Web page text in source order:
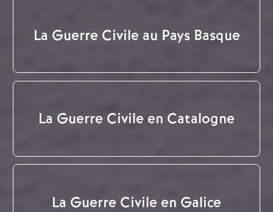
La Guerre Civile au Pays Basque
La Guerre Civile en Catalogne
La Guerre Civile en Galice